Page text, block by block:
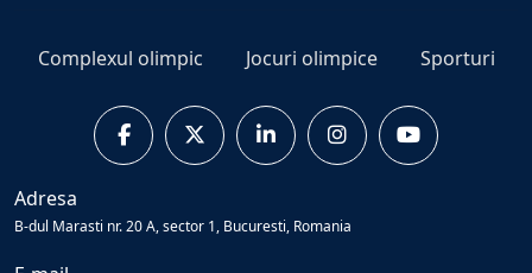
Complexul olimpic Jocuri olimpice Sporturi
Adresa
B-dul Marasti nr. 20 A, sector 1, Bucuresti, Romania